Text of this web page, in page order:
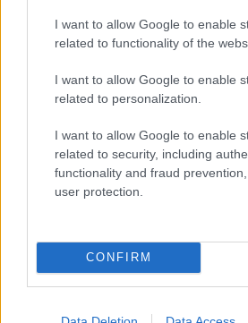
I want to allow Google to enable
related to functionality of the
I want to allow Google to enable
related to personalization.
I want to allow Google to enable
related to security, including
functionality and fraud
user protection.
CONFIRM
Τραγανά και υγιεινά σνακ αντί